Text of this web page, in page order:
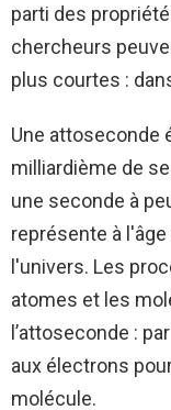
parti des
chercheurs
plus courtes :
Une attoseconde
milliardième de
une seconde à
représente à
l'univers. Les
atomes et les
l’attoseconde :
aux électrons
molécule.